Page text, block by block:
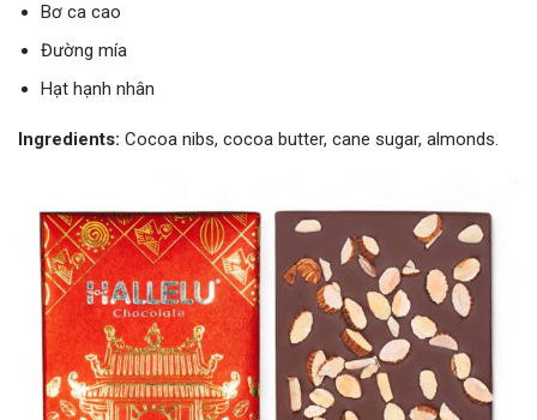
Bơ ca cao
Đường mía
Hạt hạnh nhân
Ingredients: Cocoa nibs, cocoa butter, cane sugar, almonds.